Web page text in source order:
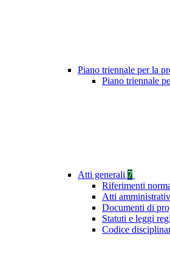
Piano triennale per la
Piano triennale
Atti generali 7
Riferimenti
Atti
Documenti di
Statuti e leggi
Codice